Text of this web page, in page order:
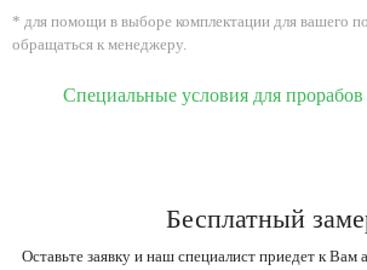
* для помощи в выборе комплектации для вашего
обращаться к менеджеру.
Специальные условия для прорабов
Бесплатный
Оставьте заявку и наш специалист приедет к Вам